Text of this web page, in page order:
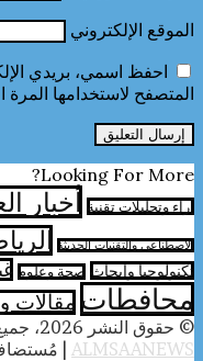
الموقع الإلكتروني
احفظ اسمي، بريدي
المتصفح لاستخدامها المرة
Looking For More?
آراء وتحليلات تقنية أخبار
الاصطناعي والتقنيات الحديثة
تكنولوجيا وابحاث صحة وعلوم
محافطات مقالات
© حقوق النشر 2026، جميع الحقوق محفوظة |
ALMSAANEWS
|